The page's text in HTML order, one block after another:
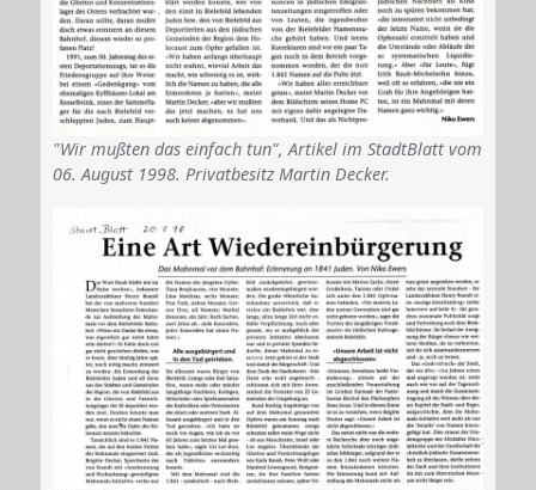
"Wir mußten das einfach tun", Artikel im StadtBlatt vom
06. August 1998. Privatbesitz Martin Decker.